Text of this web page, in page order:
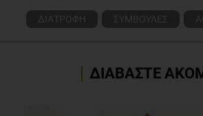
ΔΙΑΤΡΟΦΗ ΣΥΜΒΟΥΛΕΣ
ΔΙΑΒΑΣΤΕ